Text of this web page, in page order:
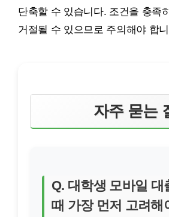
단축할 수 있습니다. 조건을 충족
거절될 수 있으므로 주의해야 합
자주 묻는
Q. 대학생 모바일 대
때 가장 먼저 고려해